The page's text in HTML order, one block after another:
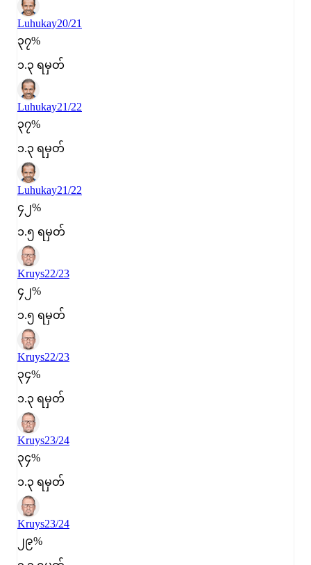
Luhukay20/21
၃၇%
၁.၃ ရမှတ်
Luhukay21/22
၃၇%
၁.၃ ရမှတ်
Luhukay21/22
၄၂%
၁.၅ ရမှတ်
Kruys22/23
၄၂%
၁.၅ ရမှတ်
Kruys22/23
၃၄%
၁.၃ ရမှတ်
Kruys23/24
၃၄%
၁.၃ ရမှတ်
Kruys23/24
၂၉%